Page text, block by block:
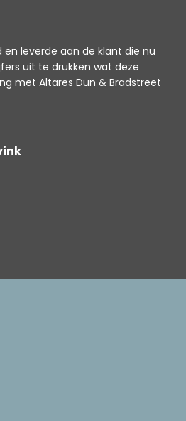
leverde aan de klant die nu
uit te drukken wat deze
met Altares Dun & Bradstreet